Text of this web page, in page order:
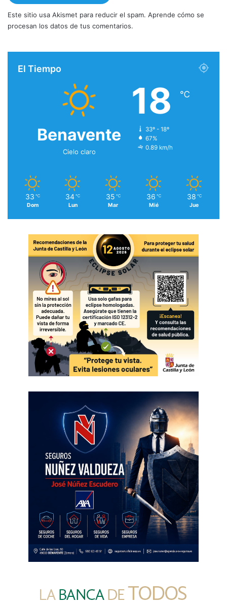
Este sitio usa Akismet para reducir el spam. Aprende cómo se
procesan los datos de tus comentarios.
El Tiempo
Benavente
Cielo claro
18 ℃
33º - 18º
67%
0.89 km/h
33 ℃
Dom
34 ℃
Lun
35 ℃
Mar
36 ℃
Mié
38 ℃
Jue